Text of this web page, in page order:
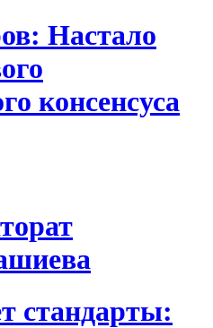
Настало
консенсуса
стандарты: